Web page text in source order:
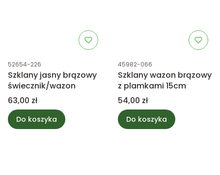
Kod produktu
52654-226
Szklany jasny brązowy
świecznik/wazon
Cena
63,00 zł
Do koszyka
Kod produktu
45982-066
Szklany wazon brązowy
z plamkami 15cm
Cena
54,00 zł
Do koszyka